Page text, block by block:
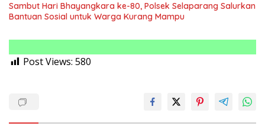
Sambut Hari Bhayangkara ke-80, Polsek Selaparang Salurkan
Bantuan Sosial untuk Warga Kurang Mampu
Post Views: 580